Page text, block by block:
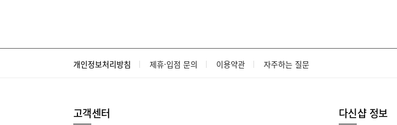
개인정보처리방침 제휴·입점 문의 이용약관 자주하는 질문
고객센터 다신샵 정보